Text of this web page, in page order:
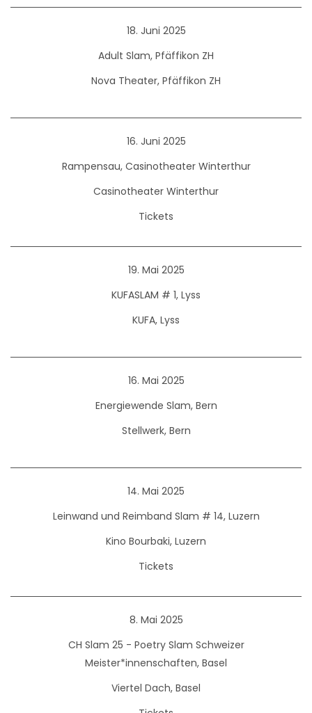
18. Juni 2025
Adult Slam, Pfäffikon ZH
Nova Theater, Pfäffikon ZH
16. Juni 2025
Rampensau, Casinotheater Winterthur
Casinotheater Winterthur
Tickets
19. Mai 2025
KUFASLAM # 1, Lyss
KUFA, Lyss
16. Mai 2025
Energiewende Slam, Bern
Stellwerk, Bern
14. Mai 2025
Leinwand und Reimband Slam # 14, Luzern
Kino Bourbaki, Luzern
Tickets
8. Mai 2025
CH Slam 25 - Poetry Slam Schweizer
Meister*innenschaften, Basel
Viertel Dach, Basel